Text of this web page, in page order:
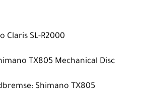
Claris SL-R2000
TX805 Mechanical Disc
Shimano TX805